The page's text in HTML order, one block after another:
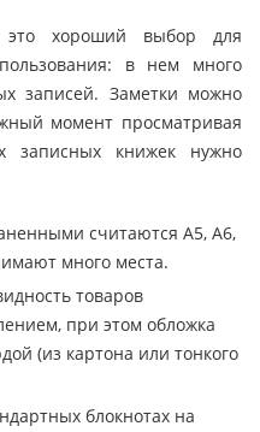
хороший выбор для
в нем много
записей. Заметки можно
момент просматривая
записных книжек нужно
считаются А5, А6,
много места.
товаров
при этом обложка
(из картона или тонкого
блокнотах на